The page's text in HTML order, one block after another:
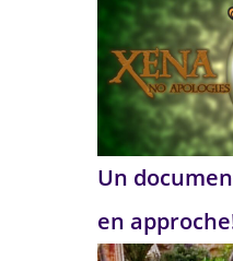
Un
en